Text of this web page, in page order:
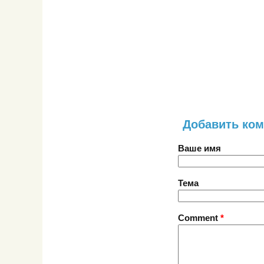
Добавить
Ваше имя
Тема
Comment *